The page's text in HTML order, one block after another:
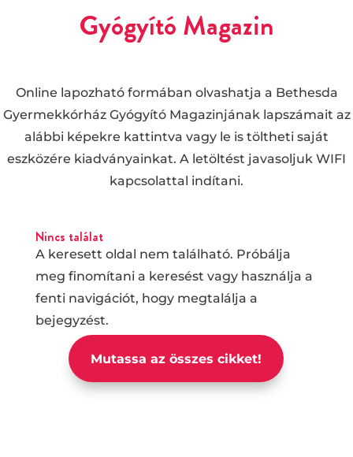
Gyógyító Magazin
Online lapozható formában olvashatja a Bethesda
Gyermekkórház Gyógyító Magazinjának lapszámait az
alábbi képekre kattintva vagy le is töltheti saját
eszközére kiadványainkat. A letöltést javasoljuk WIFI
kapcsolattal indítani.
Nincs találat
A keresett oldal nem található. Próbálja
meg finomítani a keresést vagy használja a
fenti navigációt, hogy megtalálja a
bejegyzést.
Mutassa az összes cikket!